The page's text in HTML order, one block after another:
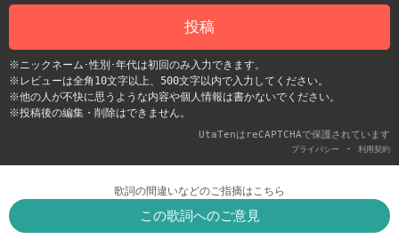
投稿
※ニックネーム･性別･年代は初回のみ入力できます。
※レビューは全角10文字以上、500文字以内で入力してください。
※他の人が不快に思うような内容や個人情報は書かないでください。
※投稿後の編集・削除はできません。
UtaTenはreCAPTCHAで保護されています
プライバシー - 利用契約
歌詞の間違いなどのご指摘はこちら
この歌詞へのご意見